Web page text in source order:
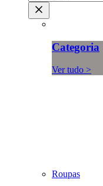
Categoria
Ver tudo >
Roupas